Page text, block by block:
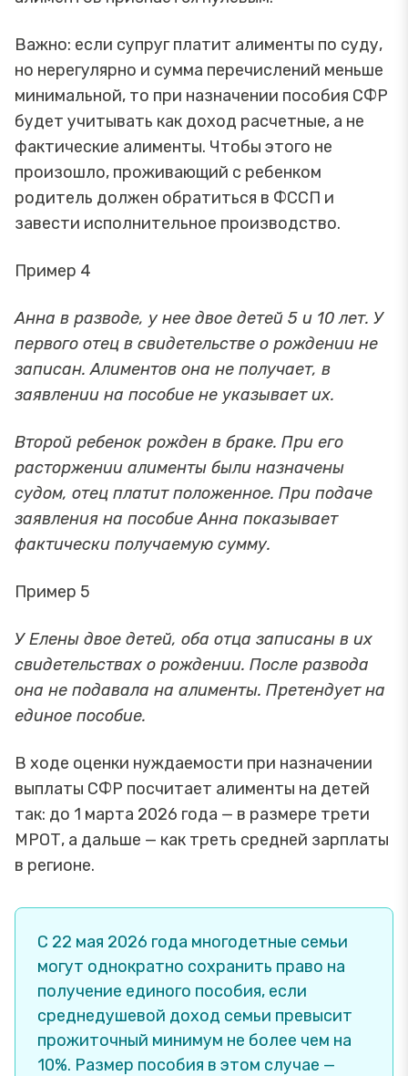
Важно: если супруг платит алименты по суду,
но нерегулярно и сумма перечислений меньше
минимальной, то при назначении пособия СФР
будет учитывать как доход расчетные, а не
фактические алименты. Чтобы этого не
произошло, проживающий с ребенком
родитель должен обратиться в ФССП и
завести исполнительное производство.
Пример 4
Анна в разводе, у нее двое детей 5 и 10 лет. У
первого отец в свидетельстве о рождении не
записан. Алиментов она не получает, в
заявлении на пособие не указывает их.
Второй ребенок рожден в браке. При его
расторжении алименты были назначены
судом, отец платит положенное. При подаче
заявления на пособие Анна показывает
фактически получаемую сумму.
Пример 5
У Елены двое детей, оба отца записаны в их
свидетельствах о рождении. После развода
она не подавала на алименты. Претендует на
единое пособие.
В ходе оценки нуждаемости при назначении
выплаты СФР посчитает алименты на детей
так: до 1 марта 2026 года — в размере трети
МРОТ, а дальше — как треть средней зарплаты
в регионе.
С 22 мая 2026 года многодетные семьи
могут однократно сохранить право на
получение единого пособия, если
среднедушевой доход семьи превысит
прожиточный минимум не более чем на
10%. Размер пособия в этом случае —